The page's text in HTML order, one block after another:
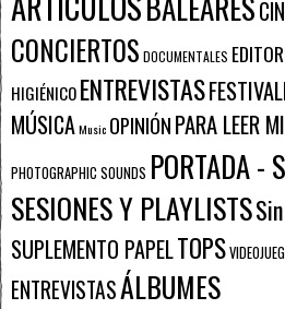
CONCIERTOS DOCUMENTALES
HIGIÉNICOENTREVISTAS
MÚSICAMusic OPINIÓNPARA LEER
PHOTOGRAPHIC SOUNDS PORTADA -
SESIONES Y PLAYLISTS
SUPLEMENTO PAPELTOPS
ENTREVISTASÁLBUMES